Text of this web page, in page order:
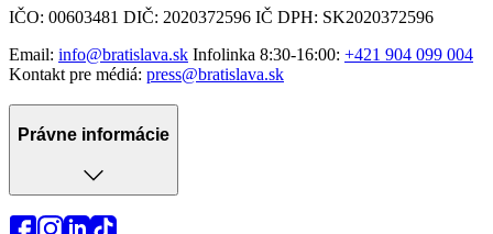
IČO: 00603481 DIČ: 2020372596 IČ DPH: SK2020372596
Email: info@bratislava.sk Infolinka 8:30-16:00: +421 904 099 004
Kontakt pre médiá: press@bratislava.sk
Právne informácie